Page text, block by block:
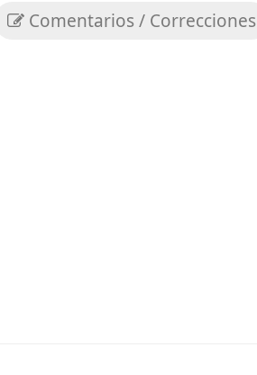
Comentarios / Correcciones